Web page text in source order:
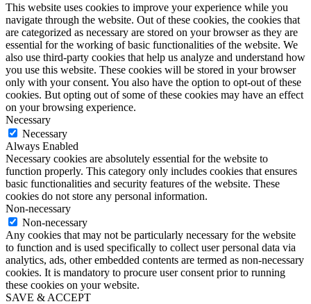
This website uses cookies to improve your experience while you
navigate through the website. Out of these cookies, the cookies that
are categorized as necessary are stored on your browser as they are
essential for the working of basic functionalities of the website. We
also use third-party cookies that help us analyze and understand how
you use this website. These cookies will be stored in your browser
only with your consent. You also have the option to opt-out of these
cookies. But opting out of some of these cookies may have an effect
on your browsing experience.
Necessary
Necessary
Always Enabled
Necessary cookies are absolutely essential for the website to
function properly. This category only includes cookies that ensures
basic functionalities and security features of the website. These
cookies do not store any personal information.
Non-necessary
Non-necessary
Any cookies that may not be particularly necessary for the website
to function and is used specifically to collect user personal data via
analytics, ads, other embedded contents are termed as non-necessary
cookies. It is mandatory to procure user consent prior to running
these cookies on your website.
SAVE & ACCEPT